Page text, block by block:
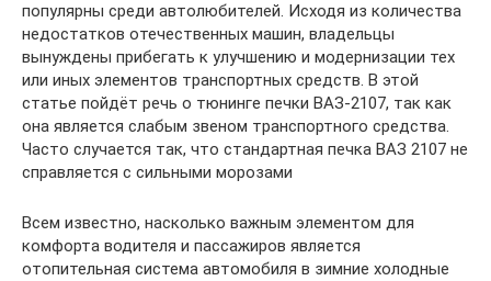
популярны среди автолюбителей. Исходя из количества
недостатков отечественных машин, владельцы
вынуждены прибегать к улучшению и модернизации тех
или иных элементов транспортных средств. В этой
статье пойдёт речь о тюнинге печки ВАЗ-2107, так как
она является слабым звеном транспортного средства.
Часто случается так, что стандартная печка ВАЗ 2107 не
справляется с сильными морозами
Всем известно, насколько важным элементом для
комфорта водителя и пассажиров является
отопительная система автомобиля в зимние холодные